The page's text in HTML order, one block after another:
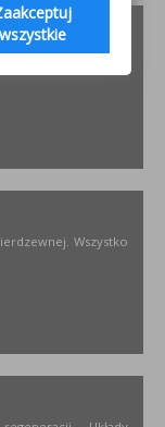
i urządzeń
Wszystko
wszystkie